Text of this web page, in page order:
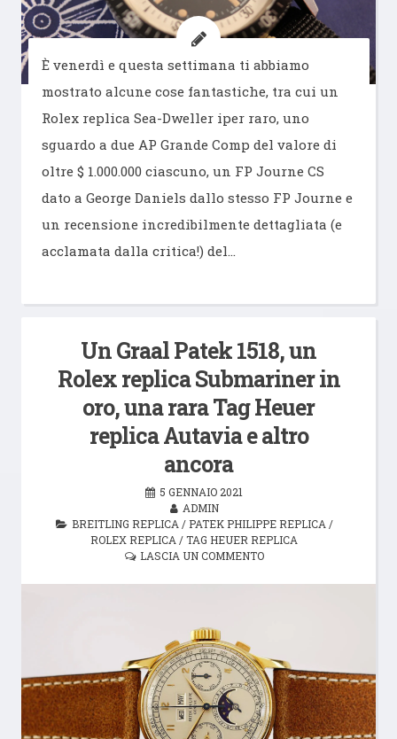
È venerdì e questa settimana ti abbiamo
mostrato alcune cose fantastiche, tra cui un
Rolex replica Sea-Dweller iper raro, uno
sguardo a due AP Grande Comp del valore di
oltre $ 1.000.000 ciascuno, un FP Journe CS
dato a George Daniels dallo stesso FP Journe e
un recensione incredibilmente dettagliata (e
acclamata dalla critica!) del…
Un Graal Patek 1518, un
Rolex replica Submariner in
oro, una rara Tag Heuer
replica Autavia e altro
ancora
5 GENNAIO 2021
ADMIN
BREITLING REPLICA/ PATEK PHILIPPE REPLICA/
ROLEX REPLICA/TAG HEUER REPLICA
LASCIA UN COMMENTO